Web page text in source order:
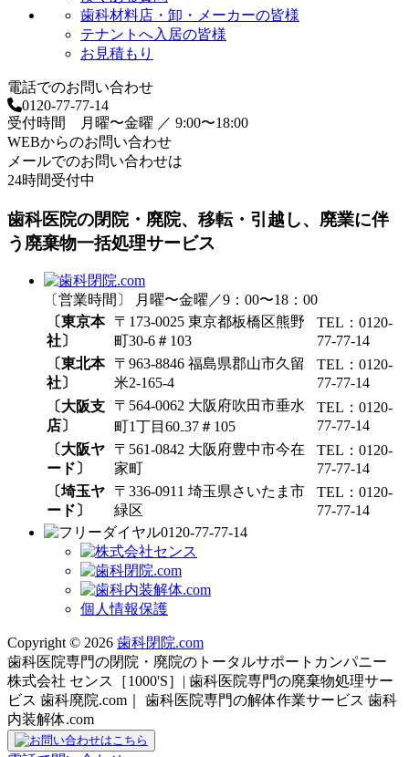
歯科材料店・卸・メーカーの皆様
テナントへ入居の皆様
お見積もり
電話でのお問い合わせ
0120-77-77-14
受付時間 月曜〜金曜 ／ 9:00〜18:00
WEBからのお問い合わせ
メールでのお問い合わせは
24時間受付中
歯科医院の閉院・廃院、移転・引越し、廃業に伴
う廃棄物一括処理サービス
〔営業時間〕 月曜〜金曜／9：00〜18：00
〔東京本
社〕
〒173-0025 東京都板橋区熊野
町30-6＃103
TEL：0120-
77-77-14
〔東北本
社〕
〒963-8846 福島県郡山市久留
米2-165-4
TEL：0120-
77-77-14
〔大阪支
店〕
〒564-0062 大阪府吹田市垂水
町1丁目60₋37＃105
TEL：0120-
77-77-14
〔大阪ヤ
ード〕
〒561-0842 大阪府豊中市今在
家町
TEL：0120-
77-77-14
〔埼玉ヤ
ード〕
〒336-0911 埼玉県さいたま市
緑区
TEL：0120-
77-77-14
0120-77-77-14
個人情報保護
Copyright © 2026 歯科閉院.com
歯科医院専門の閉院・廃院のトータルサポートカンパニー
株式会社 センス［1000'S］| 歯科医院専門の廃棄物処理サー
ビス 歯科廃院.com｜ 歯科医院専門の解体作業サービス 歯科
内装解体.com